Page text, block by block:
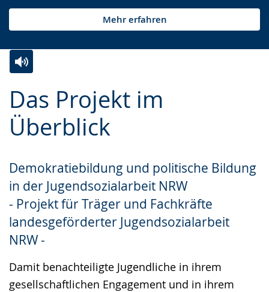
Mehr erfahren
Das Projekt im
Überblick
Demokratiebildung und politische Bildung
in der Jugendsozialarbeit NRW
- Projekt für Träger und Fachkräfte
landesgeförderter Jugendsozialarbeit
NRW -
Damit benachteiligte Jugendliche in ihrem
gesellschaftlichen Engagement und in ihrem
Leichten
Sprache
wechseln.
Audio-
Unterstützung.
Video
in
Deutscher
wird
angezeigt.